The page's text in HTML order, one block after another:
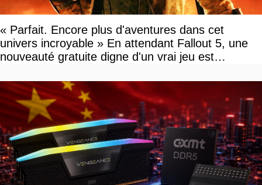
« Parfait. Encore plus d'aventures dans cet
univers incroyable » En attendant Fallout 5, une
nouveauté gratuite digne d'un vrai jeu est